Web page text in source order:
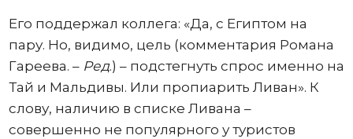
Его поддержал коллега: «Да, с Египтом на
пару. Но, видимо, цель (комментария Романа
Гареева. – Ред.) – подстегнуть спрос именно на
Тай и Мальдивы. Или пропиарить Ливан». К
слову, наличию в списке Ливана –
совершенно не популярного у туристов